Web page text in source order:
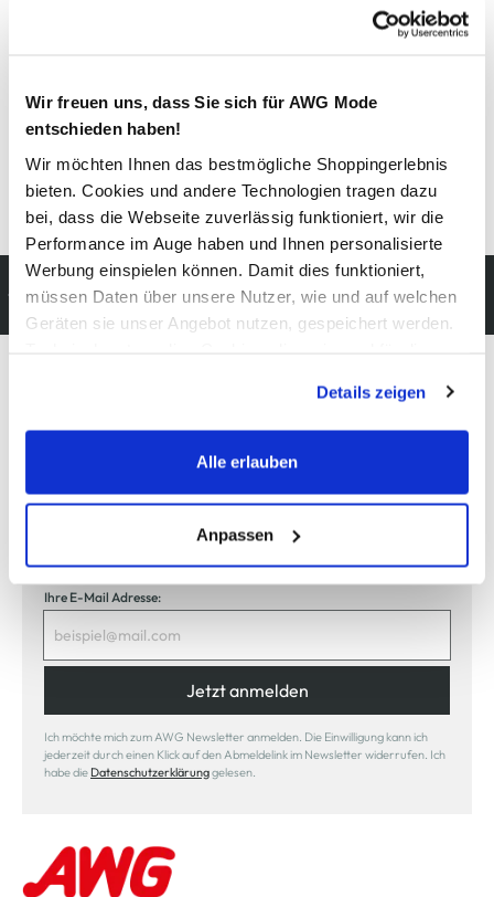
Wir freuen uns, dass Sie sich für AWG Mode
entschieden haben!
Wir möchten Ihnen das bestmögliche Shoppingerlebnis
bieten. Cookies und andere Technologien tragen dazu
bei, dass die Webseite zuverlässig funktioniert, wir die
Performance im Auge haben und Ihnen personalisierte
Werbung einspielen können. Damit dies funktioniert,
müssen Daten über unsere Nutzer, wie und auf welchen
Geräten sie unser Angebot nutzen, gespeichert werden.
werden, werden bei der Nutzung der Webseite auf jeden
Fall gesetzt. Cookies von Drittanbietern für Analyse- oder
Trackingzwecke werden nur dann aktiviert, wenn Sie das
erlauben" bzw. "Alle erlauben" klicken. Mehr dazu
(einschließlich der Möglichkeit, die Einwilligungserklärung
zu ändern oder zu widerrufen) erfahren Sie in unserem
Cookie-Hinweisbzw. derDatenschutzerklärung.
Details zeigen
Alle erlauben
Anpassen
Details zur Produktsicherheit anzeigen
Kostenfreie Rücksendung
innerhalb 14 Tage
Modeglück im Abo:
unser Newsletter
Jetzt anmelden und einen
Einkauf in unserem Online-Shop sichern.
Ihre E-Mail Adresse:
Jetzt anmelden
Ich möchte mich zum AWG Newsletter anmelden. Die Einwilligung kann ich
jederzeit durch einen Klick auf den Abmeldelink im Newsletter widerrufen. Ich
habe die Datenschutzerklärunggelesen.